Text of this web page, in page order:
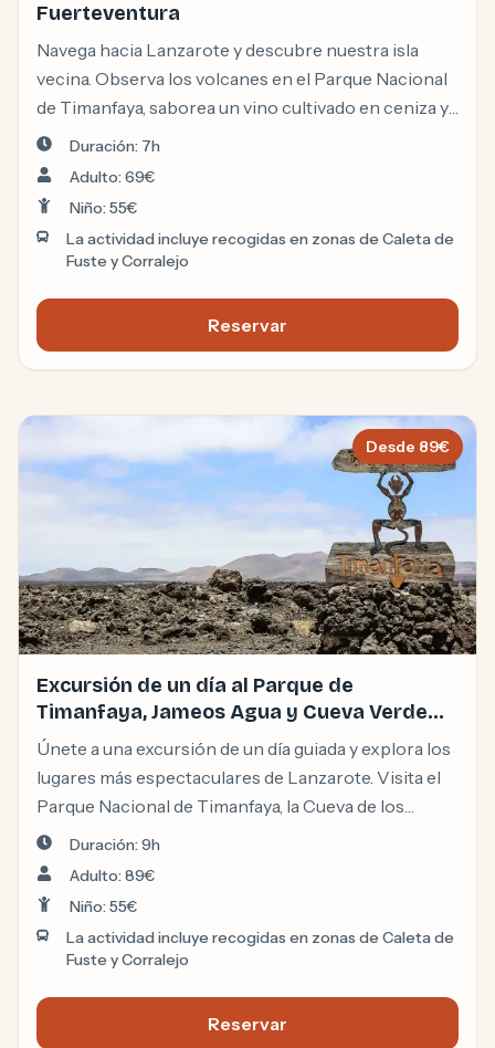
Fuerteventura
Navega hacia Lanzarote y descubre nuestra isla
vecina. Observa los volcanes en el Parque Nacional
de Timanfaya, saborea un vino cultivado en ceniza y
admira un paisaje único.
Duración: 7h
Adulto: 69€
Niño: 55€
La actividad incluye recogidas en zonas de Caleta de
Fuste y Corralejo
Reservar
Volcan Express Lanzarote
Desde 89€
Excursión de un día al Parque de
Timanfaya, Jameos Agua y Cueva Verde
desde Fuerteventura
Únete a una excursión de un día guiada y explora los
lugares más espectaculares de Lanzarote. Visita el
Parque Nacional de Timanfaya, la Cueva de los
Verdes y el singular túnel volcánico de Jameos del
Agua.
Duración: 9h
Adulto: 89€
Niño: 55€
La actividad incluye recogidas en zonas de Caleta de
Fuste y Corralejo
Reservar
Excursión de un día al